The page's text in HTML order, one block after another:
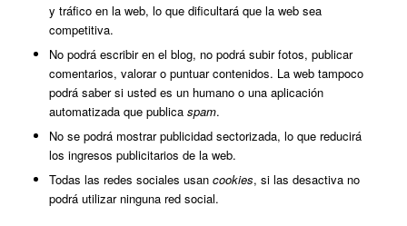
y tráfico en la web, lo que dificultará que la web sea
competitiva.
No podrá escribir en el blog, no podrá subir fotos, publicar
comentarios, valorar o puntuar contenidos. La web tampoco
podrá saber si usted es un humano o una aplicación
automatizada que publica spam.
No se podrá mostrar publicidad sectorizada, lo que reducirá
los ingresos publicitarios de la web.
Todas las redes sociales usan cookies, si las desactiva no
podrá utilizar ninguna red social.